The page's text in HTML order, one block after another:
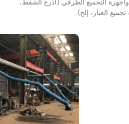
التجميع الطرفي (أذرع الشفط،
الغبار، إلخ).